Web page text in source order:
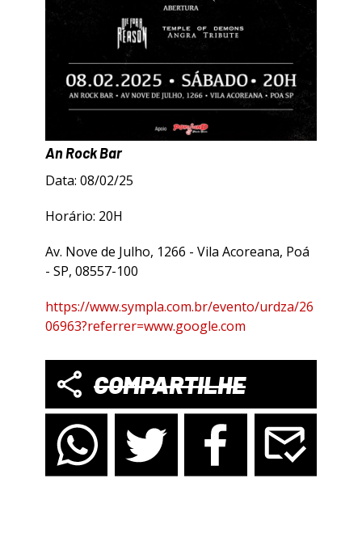
An Rock Bar
Data: 08/02/25
Horário: 20H
Av. Nove de Julho, 1266 - Vila Acoreana, Poá
- SP, 08557-100
https://www.sympla.com.br/evento/urdza/26
06963?referrer=www.google.com
COMPARTILHE